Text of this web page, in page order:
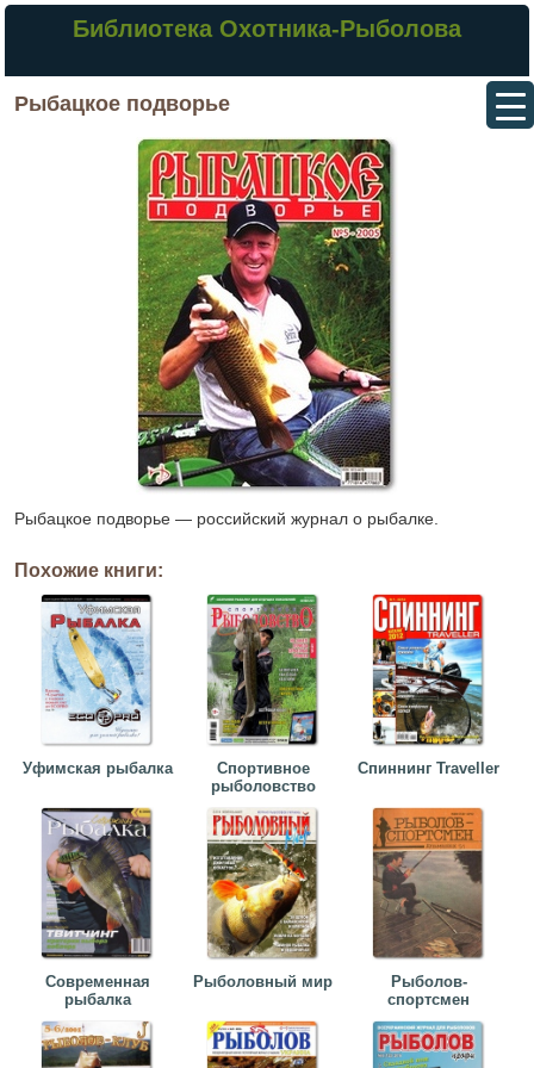
Библиотека Охотника-Рыболова
Рыбацкое подворье
Рыбацкое подворье — российский журнал о рыбалке.
Похожие книги:
Уфимская рыбалка
Спортивное
рыболовство
Спиннинг Traveller
Современная
рыбалка
Рыболовный мир
Рыболов-
спортсмен